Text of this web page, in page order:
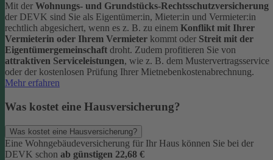
Mit der Wohnungs- und Grundstücks-Rechtsschutzversicherung
der DEVK sind Sie als Eigentümer:in, Mieter:in und Vermieter:in
rechtlich abgesichert, wenn es z. B. zu einem Konflikt mit Ihrer
Vermieterin oder Ihrem Vermieter kommt oder Streit mit der
Eigentümergemeinschaft droht. Zudem profitieren Sie von
attraktiven Serviceleistungen, wie z. B. dem Mustervertragsservice
oder der kostenlosen Prüfung Ihrer Mietnebenkostenabrechnung.
Mehr erfahren
Was kostet eine Hausversicherung?
Was kostet eine Hausversicherung?
Eine Wohngebäudeversicherung für Ihr Haus können Sie bei der
DEVK schon ab günstigen 22,68 €